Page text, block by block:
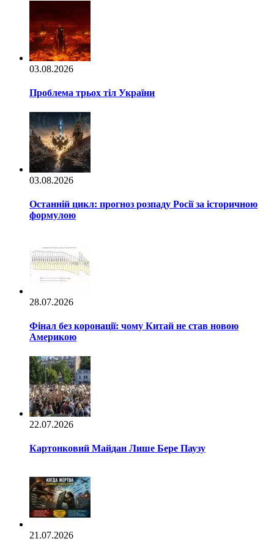
03.08.2026
Проблема трьох тіл України
03.08.2026
Останній цикл: прогноз розпаду Росії за історичною
формулою
28.07.2026
Фінал без коронації: чому Китай не став новою
Америкою
22.07.2026
Картонковий Майдан Лише Бере Паузу
21.07.2026